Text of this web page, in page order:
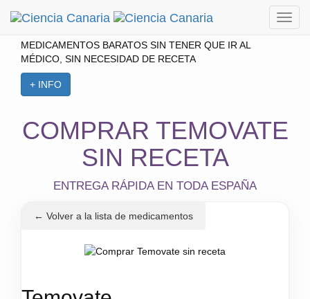
MEDICAMENTOS BARATOS SIN TENER QUE IR AL
MÉDICO, SIN NECESIDAD DE RECETA
+ INFO
COMPRAR TEMOVATE
SIN RECETA
ENTREGA RÁPIDA EN TODA ESPAÑA
← Volver a la lista de medicamentos